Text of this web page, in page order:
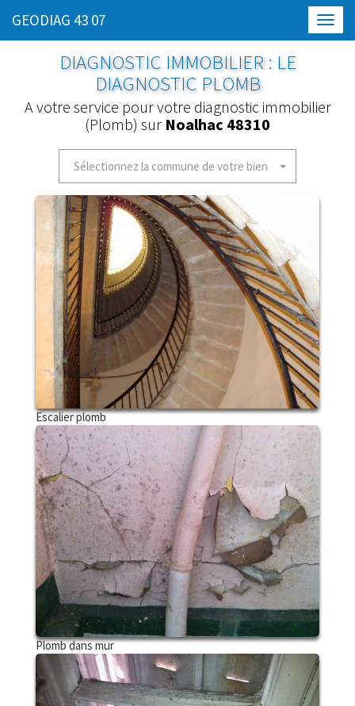
GEODIAG 43 07
DIAGNOSTIC IMMOBILIER : LE
DIAGNOSTIC PLOMB
A votre service pour votre diagnostic immobilier
(Plomb) sur Noalhac 48310
Sélectionnez la commune de votre bien
Escalier plomb
Plomb dans mur